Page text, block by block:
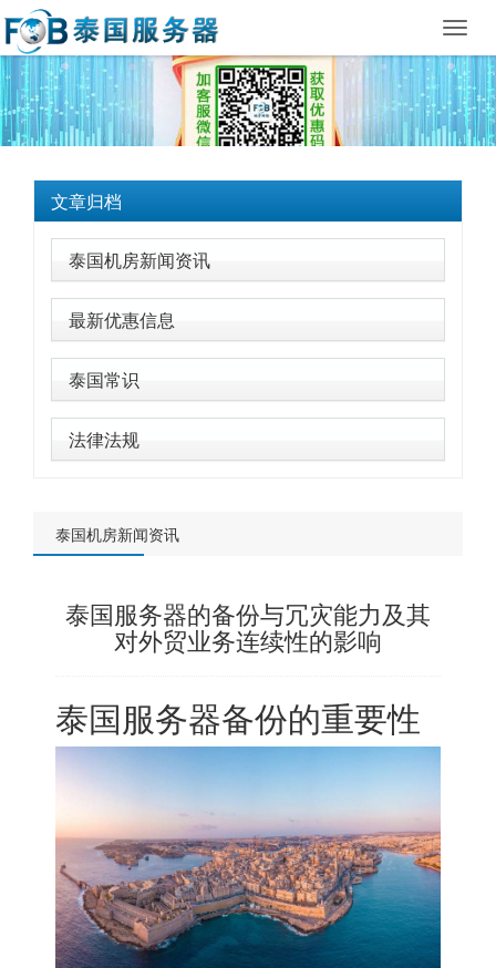
文章归档
泰国机房新闻资讯
最新优惠信息
泰国常识
法律法规
泰国机房新闻资讯
泰国服务器的备份与冗灾能力及其
对外贸业务连续性的影响
泰国服务器备份的重要性